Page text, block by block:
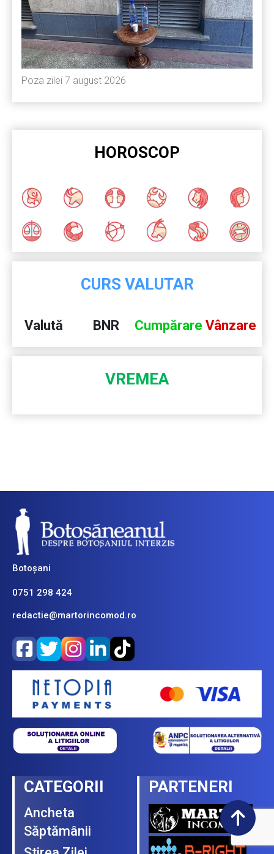
Poza zilei 7 august 2026
HOROSCOP
CURS VALUTAR
Valută BNR Cumpărare Vânzare
VREMEA
Botoșani
0751 298 424
redactie@martorincomod.ro
CATEGORII
Ancheta
Săptămânii
PARTENERI